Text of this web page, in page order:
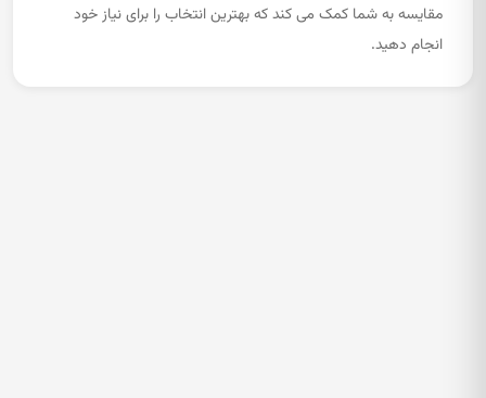
مقایسه به شما کمک می کند که بهترین انتخاب را برای نیاز خود
انجام دهید.